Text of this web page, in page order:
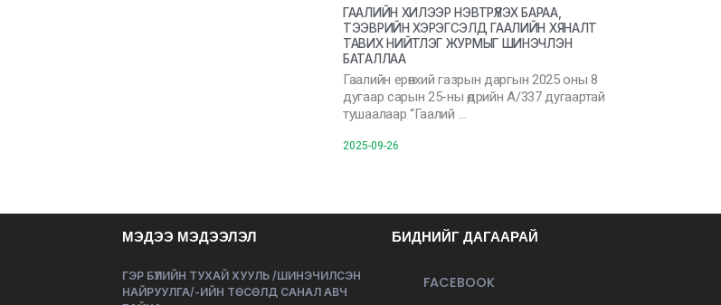
ГААЛИЙН ХИЛЭЭР НЭВТРҮҮЛЭХ БАРАА,
ТЭЭВРИЙН ХЭРЭГСЭЛД ГААЛИЙН ХЯНАЛТ
ТАВИХ НИЙТЛЭГ ЖУРМЫГ ШИНЭЧЛЭН
БАТАЛЛАА
Гаалийн ерөнхий газрын даргын 2025 оны 8
дугаар сарын 25-ны өдрийн А/337 дугаартай
тушаалаар “Гаалий …
2025-09-26
МЭДЭЭ МЭДЭЭЛЭЛ
ГЭР БҮЛИЙН ТУХАЙ ХУУЛЬ /ШИНЭЧИЛСЭН
НАЙРУУЛГА/-ИЙН ТӨСӨЛД САНАЛ АВЧ
БИДНИЙГ ДАГААРАЙ
FACEBOOK